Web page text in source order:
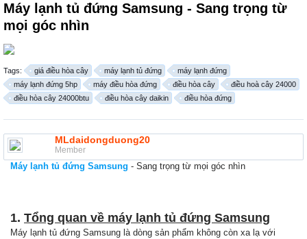
Máy lạnh tủ đứng Samsung - Sang trọng từ
mọi góc nhìn
Tags: giá điều hòa cây máy lạnh tủ đứng
máy lạnh đứng
máy lạnh đứng 5hp
máy điều hòa đứng điều hòa cây
điều hoà cây 24000
điều hòa cây 24000btu
điều hòa cây daikin điều hòa đứng
MLdaidongduong20
Member
Máy lạnh tủ đứng Samsung - Sang trọng từ mọi góc nhìn
1. Tổng quan về máy lạnh tủ đứng Samsung
Máy lạnh tủ đứng Samsung là dòng sản phẩm không còn xa lạ với